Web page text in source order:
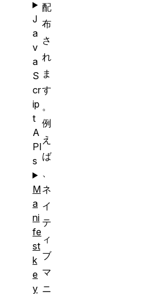
配
布
さ
れ
ま
す
。
例
え
ば
ネ
イ
テ
ィ
ブ
マ
ニ
J
a
v
a
S
cr
ip
t
A
PI
s
M
a
ni
fe
st
k
e
y